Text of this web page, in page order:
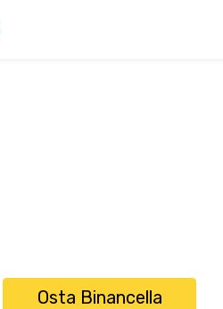
Osta Binancella